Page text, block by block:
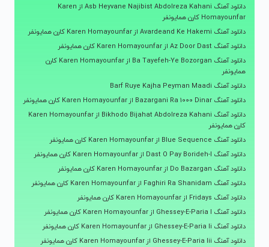
دانلود آهنگ Asb Heyvane Najibist Abdolreza Kahani از Karen
Homayounfar کارن همایونفر
دانلود آهنگ Avardeand Ke Hakemi از Karen Homayounfar کارن همایونفر
دانلود آهنگ Az Door Dast از Karen Homayounfar کارن همایونفر
دانلود آهنگ Ba Tayefeh-Ye Bozorgan از Karen Homayounfar کارن
همایونفر
دانلود آهنگ Barf Ruye Kajha Peyman Maadi
دانلود آهنگ Bazargani Ra 1000 Dinar از Karen Homayounfar کارن همایونفر
دانلود آهنگ Bikhodo Bijahat Abdolreza Kahani از Karen Homayounfar
کارن همایونفر
دانلود آهنگ Blue Sequence از Karen Homayounfar کارن همایونفر
دانلود آهنگ Dast O Pay Borideh-I از Karen Homayounfar کارن همایونفر
دانلود آهنگ Do Bazargan از Karen Homayounfar کارن همایونفر
دانلود آهنگ Faghiri Ra Shanidam از Karen Homayounfar کارن همایونفر
دانلود آهنگ Fridays از Karen Homayounfar کارن همایونفر
دانلود آهنگ Ghessey-E-Paria I از Karen Homayounfar کارن همایونفر
دانلود آهنگ Ghessey-E-Paria Ii از Karen Homayounfar کارن همایونفر
دانلود آهنگ Ghessey-E-Paria Iii از Karen Homayounfar کارن همایونفر